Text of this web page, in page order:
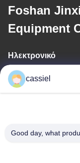
Foshan
Equipment
Ηλεκτρονικό
Διεύθυνση
cassiel
Good day, what